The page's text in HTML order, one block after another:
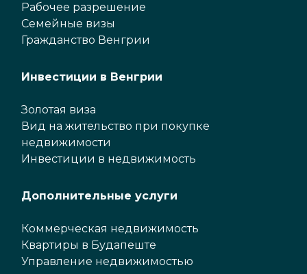
Рабочее разрешение
Семейные визы
Гражданство Венгрии
Инвестиции в Венгрии
Золотая виза
Вид на жительство при покупке
недвижимости
Инвестиции в недвижимость
Дополнительные услуги
Коммерческая недвижимость
Квартиры в Будапеште
Управление недвижимостью